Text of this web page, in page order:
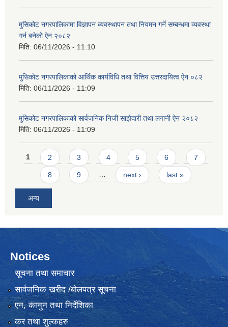
मुसिकोट नगरपालिकामा विज्ञापन व्यवस्थापन तथा नियमन गर्ने सम्बन्धमा व्यवस्था
गर्न बनेको ऐन २०८२
मिति: 06/11/2026 - 11:10
मुसिकोट नगरपालिकाको आर्थिक कार्यविधि तथा वित्तिय उत्तरदायित्व ऐन ०८२
मिति: 06/11/2026 - 11:09
मुसिकोट नगरपालिकाको सार्वजनिक निजी साझेदारी तथा लगानी ऐन २०८२
मिति: 06/11/2026 - 11:09
Pages
1 2 3 4 5 6 7
8 9 … next › last »
अन्य
Notices
सूचना तथा समाचार
सार्वजनिक खरीद /बोलपत्र सूचना
एन, कानुन तथा निर्देशिका
कर तथा शुल्कहरु